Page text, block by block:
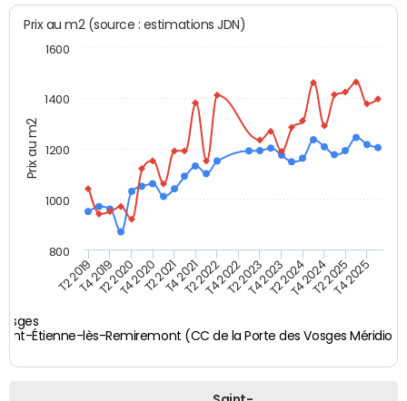
Prix au m2
Prix au m2 (source : estimations JDN)
Étienne-lès-Remiremont (CC de la Porte des Vosges
T2 2019T4 2019T2 2020T4 2020T2 2021T4 2021T2 2022T4 2022T2 2023T4 2023T2 2024T4 2024T2 2025T4 2025
800
1000
1200
1400
1600